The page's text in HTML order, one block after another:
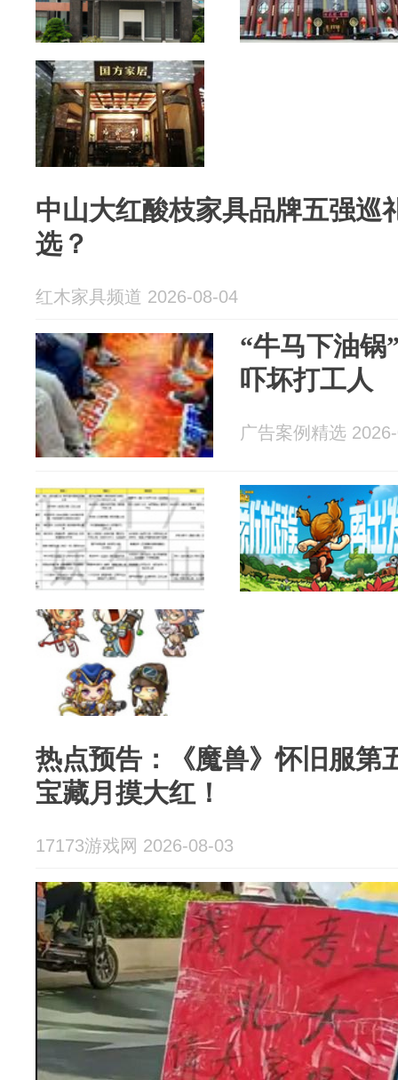
中山大红酸枝家具品牌五强巡
选？
红木家具频道 2026-08-04
“牛马下油锅
吓坏打工人
广告案例精选
热点预告：《魔兽》怀旧服第
宝藏月摸大红！
17173游戏网 2026-08-03